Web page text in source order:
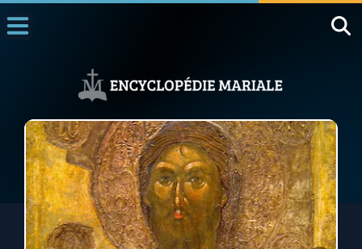
1000 Raisons de Croire
L'actualité de la semaine